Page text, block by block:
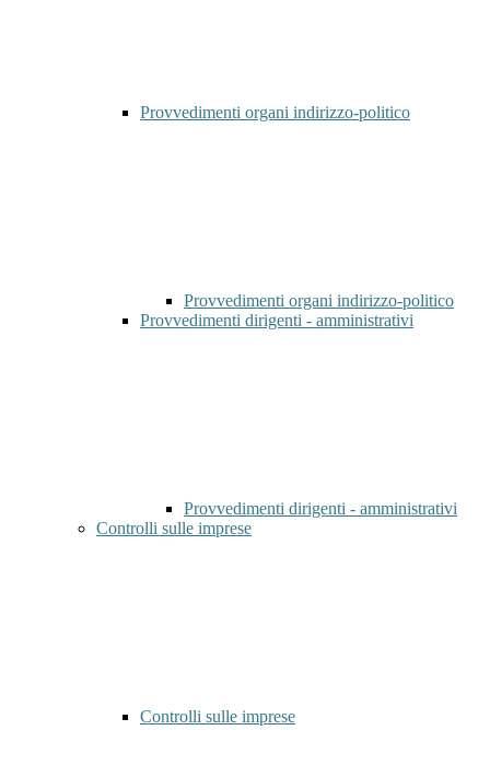
Provvedimenti organi indirizzo-politico
Provvedimenti organi indirizzo-politico
Provvedimenti dirigenti - amministrativi
Provvedimenti dirigenti - amministrativi
Controlli sulle imprese
Controlli sulle imprese